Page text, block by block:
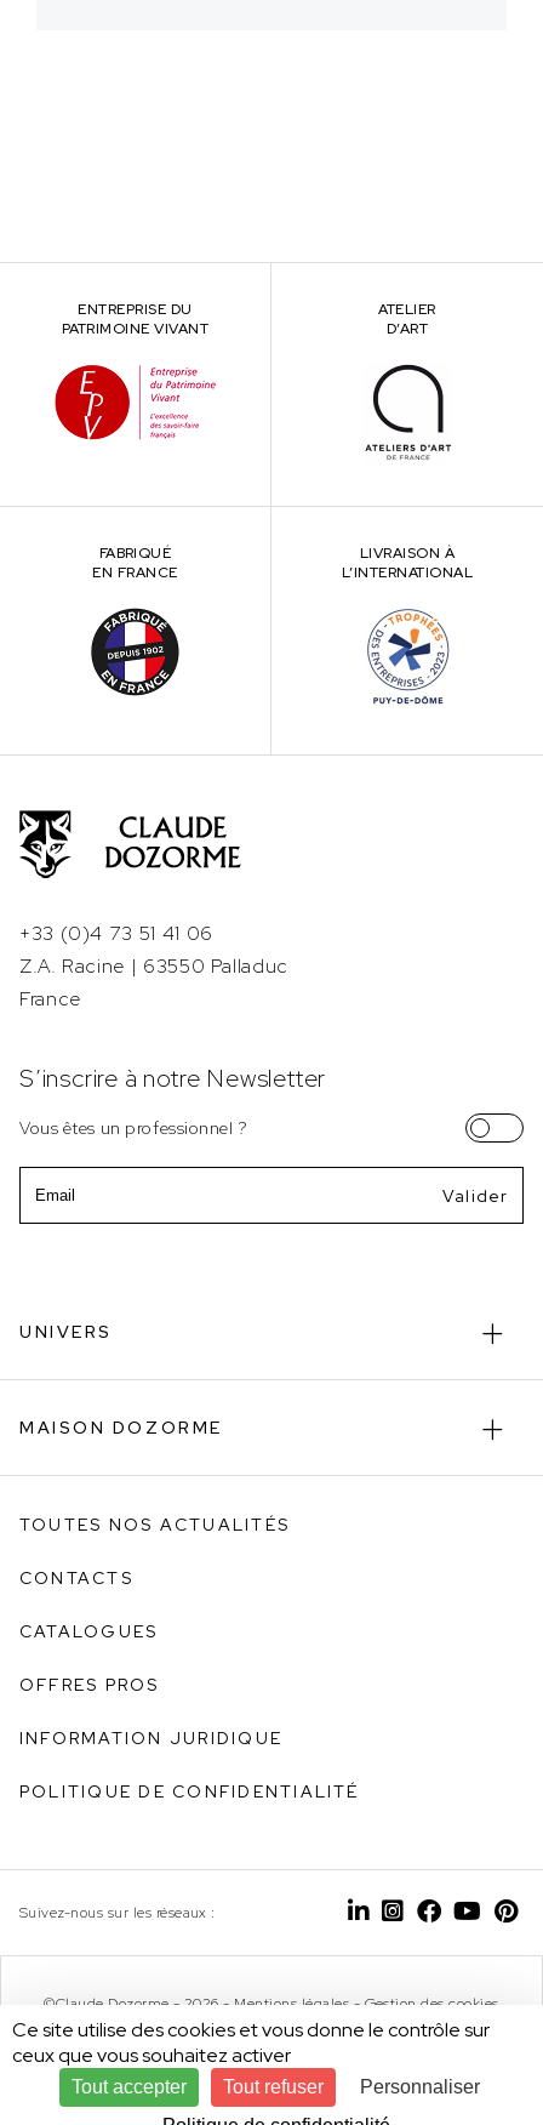
ENTREPRISE DU
PATRIMOINE VIVANT
ATELIER
D’ART
FABRIQUÉ
EN FRANCE
LIVRAISON À
L’INTERNATIONAL
+33 (0)4 73 51 41 06
Z.A. Racine | 63550 Palladuc
France
S’inscrire à notre Newsletter
Vous êtes un professionnel ?
UNIVERS
MAISON DOZORME
TOUTES NOS ACTUALITÉS
CONTACTS
CATALOGUES
OFFRES PROS
INFORMATION JURIDIQUE
POLITIQUE DE CONFIDENTIALITÉ
Suivez-nous sur les réseaux :
©Claude Dozorme - 2026 - Mentions légales - Gestion des cookies
Design by
Ce site utilise des cookies et vous donne le contrôle sur
ceux que vous souhaitez activer
Tout accepter Tout refuser
Personnaliser